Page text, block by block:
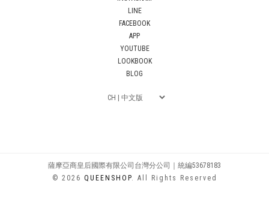
LINE
FACEBOOK
APP
YOUTUBE
LOOKBOOK
BLOG
薩摩亞商皇后國際有限公司台灣分公司｜統編53678183
© 2026 QUEENSHOP. All Rights Reserved